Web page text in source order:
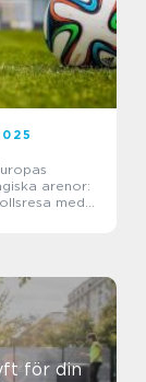
arenor:
med
för din